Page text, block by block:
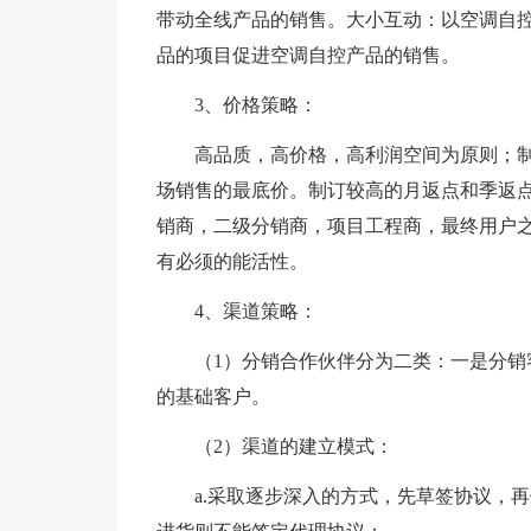
带动全线产品的销售。大小互动：以空调自
品的项目促进空调自控产品的销售。
3、价格策略：
高品质，高价格，高利润空间为原则；
场销售的最底价。制订较高的月返点和季返
销商，二级分销商，项目工程商，最终用户
有必须的能活性。
4、渠道策略：
（1）分销合作伙伴分为二类：一是分
的基础客户。
（2）渠道的建立模式：
a.采取逐步深入的方式，先草签协议，